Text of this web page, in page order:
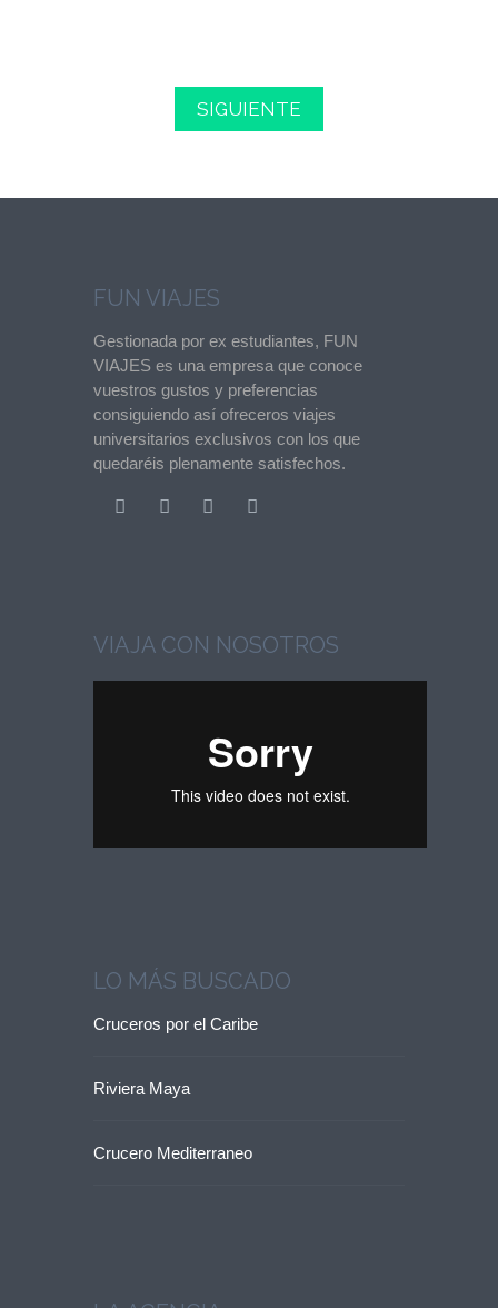
SIGUIENTE
FUN VIAJES
Gestionada por ex estudiantes, FUN
VIAJES es una empresa que conoce
vuestros gustos y preferencias
consiguiendo así ofreceros viajes
universitarios exclusivos con los que
quedaréis plenamente satisfechos.
VIAJA CON NOSOTROS
LO MÁS BUSCADO
Cruceros por el Caribe
Riviera Maya
Crucero Mediterraneo